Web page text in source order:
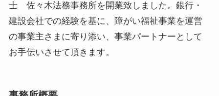
士 佐々木法務事務所を開業致しました。銀行・
建設会社での経験を基に、障がい福祉事業を運営
の事業主さまに寄り添い、事業パートナーとして
お手伝いさせて頂きます。